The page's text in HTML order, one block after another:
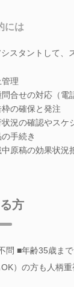
には
スタントして、
理
合せの対応（電
枠の確保と発注
況の確認やスケ
手続き
原稿の効果状況
方
問 ■年齢35歳ま
）の方も人柄重